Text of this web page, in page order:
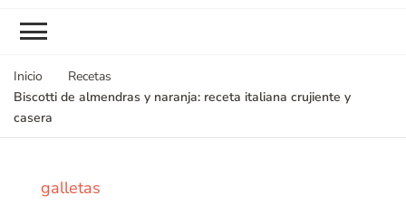
Inicio
Recetas
Biscotti de almendras y naranja: receta italiana crujiente y
casera
galletas